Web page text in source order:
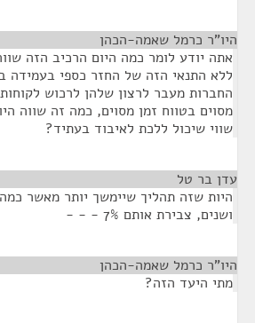
היו"ר כרמל שאמה-הכהן
אתה יודע לומר כמה היום הרכיב הזה
ללא התנאי הזה של החזר כספי בעמידה
החברות מעבר לרצון שלהן לרכוש
מסוים בטווח זמן מסוים, כמה זה שווה
שווי שיכול ללכת לאיבוד בעתיד?
עדן בר טל
היות שזה תהליך שיימשך יותר מאשר
ושנים, צבירת אותם 7% - - -
היו"ר כרמל שאמה-הכהן
מתי היעד הזה?